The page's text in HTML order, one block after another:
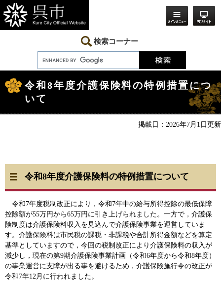
ー
ジ
の
ニ
ュ
ー
本
検索コーナー
文
令和8年度介護保険料の特例措置につ
いて
掲載日：2026年7月1日更新
令和8年度介護保険料の特例措置について
令和7年度税制改正により，令和7年中の給与所得控除の最低保障
控除額が55万円から65万円に引き上げられました。一方で，介護保
険制度は介護保険料収入を見込んで介護保険事業を運営していま
す。介護保険料は市民税の課税・非課税や合計所得金額などを算定
基準としていますので，今回の税制改正により介護保険料の収入が
減少し，現在の第9期介護保険事業計画（令和6年度から令和8年度）
の事業運営に支障が出る事を避けるため，介護保険施行令の改正が
令和7年12月に行われました。​